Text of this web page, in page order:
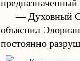
— Духовный
объяснил
постоянно